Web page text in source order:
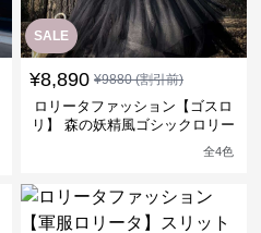
SALE
¥8,890 ¥9880(割引前)
ロリータファッション【ゴスロ
リ】 森の妖精風ゴシックロリー
全4色